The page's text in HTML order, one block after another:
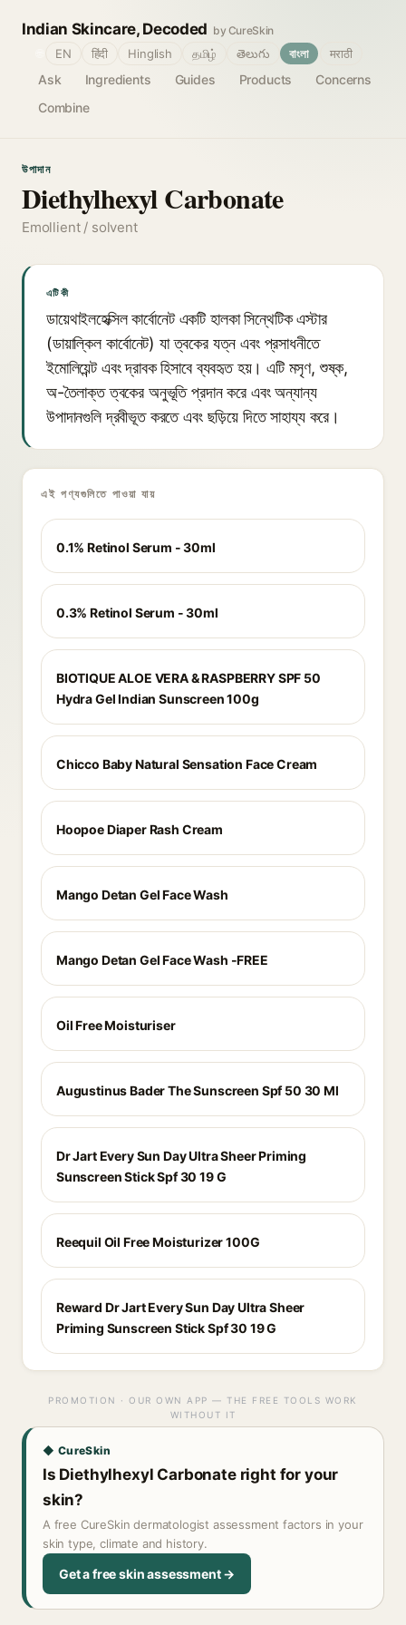
Indian Skincare, Decoded by CureSkin
Ask Ingredients Guides Products
Concerns
Combine
EN हिंदी Hinglish தமிழ் తెలుగు বাংলা मराठी
উপাদান
Diethylhexyl Carbonate
Emollient / solvent
এটি কী
ডায়েথাইলহেক্সিল কার্বোনেট একটি হালকা সিন্থেটিক এস্টার
(ডায়াল্কিল কার্বোনেট) যা ত্বকের যত্ন এবং প্রসাধনীতে
ইমোলিয়েন্ট এবং দ্রাবক হিসাবে ব্যবহৃত হয়। এটি মসৃণ, শুষ্ক,
অ-তৈলাক্ত ত্বকের অনুভূতি প্রদান করে এবং অন্যান্য
উপাদানগুলি দ্রবীভূত করতে এবং ছড়িয়ে দিতে সাহায্য করে।
এই পণ্যগুলিতে পাওয়া যায়
0.1% Retinol Serum - 30ml
0.3% Retinol Serum - 30ml
BIOTIQUE ALOE VERA & RASPBERRY SPF 50
Hydra Gel Indian Sunscreen 100g
Chicco Baby Natural Sensation Face Cream
Hoopoe Diaper Rash Cream
Mango Detan Gel Face Wash
Mango Detan Gel Face Wash -FREE
Oil Free Moisturiser
Augustinus Bader The Sunscreen Spf 50 30 Ml
Dr Jart Every Sun Day Ultra Sheer Priming
Sunscreen Stick Spf 30 19 G
Reequil Oil Free Moisturizer 100G
Reward Dr Jart Every Sun Day Ultra Sheer
Priming Sunscreen Stick Spf 30 19 G
PROMOTION · OUR OWN APP — THE FREE TOOLS WORK
WITHOUT IT
◆ CureSkin
Is Diethylhexyl Carbonate right for your
skin?
A free CureSkin dermatologist assessment factors in your
skin type, climate and history.
Get a free skin assessment →